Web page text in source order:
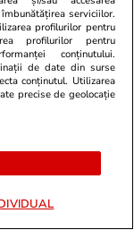
25 iul.
serviciilor.
profilurilor pentru
profilurilor pentru
conținutului.
de date din surse
conținutul. Utilizarea
precise de geolocație